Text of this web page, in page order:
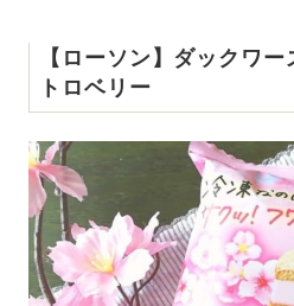
【ローソン】ダックワ
トロベリー